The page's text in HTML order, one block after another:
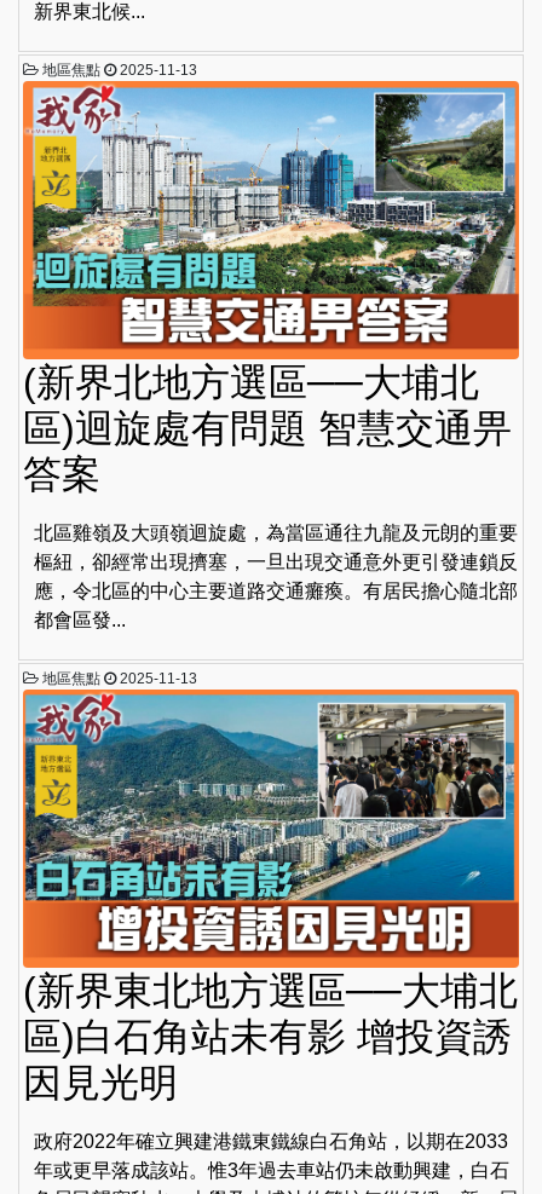
新界東北候...
地區焦點 2025-11-13
(新界北地方選區──大埔北
區)迴旋處有問題 智慧交通畀
答案
北區雞嶺及大頭嶺迴旋處，為當區通往九龍及元朗的重要
樞紐，卻經常出現擠塞，一旦出現交通意外更引發連鎖反
應，令北區的中心主要道路交通癱瘓。有居民擔心隨北部
都會區發...
地區焦點 2025-11-13
(新界東北地方選區──大埔北
區)白石角站未有影 增投資誘
因見光明
政府2022年確立興建港鐵東鐵線白石角站，以期在2033
年或更早落成該站。惟3年過去車站仍未啟動興建，白石